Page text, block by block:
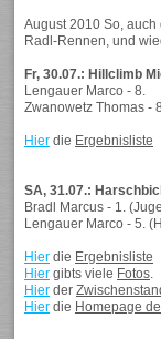
August 2010 So,
Radl-Rennen, und
Fr, 30.07.: Hillclimb
Lengauer Marco - 8.
Zwanowetz Thomas - 8.
Hier die Ergebnisliste
SA, 31.07.:
Bradl Marcus - 1.
Lengauer Marco - 5.
Hier die Ergebnisliste
Hier gibts viele Fotos
Hier der
Hier die Homepage